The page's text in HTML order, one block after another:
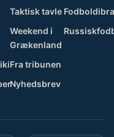
Taktisk tavle
Weekend i
Grækenland
Fra tribunen
Nyhedsbrev